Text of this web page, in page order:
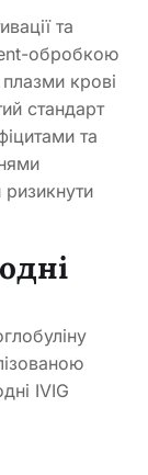
та
обробкою
крові
стандарт
та
IVIG